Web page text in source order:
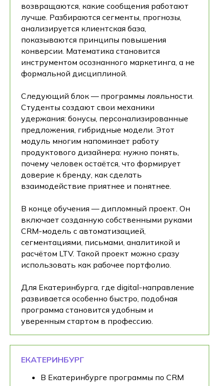
возвращаются, какие сообщения работают
лучше. Разбираются сегменты, прогнозы,
анализируется клиентская база,
показываются принципы повышения
конверсии. Математика становится
инструментом осознанного маркетинга, а не
формальной дисциплиной.
Следующий блок — программы лояльности.
Студенты создают свои механики
удержания: бонусы, персонализированные
предложения, гибридные модели. Этот
модуль многим напоминает работу
продуктового дизайнера: нужно понять,
почему человек остаётся, что формирует
доверие к бренду, как сделать
взаимодействие приятнее и понятнее.
В конце обучения — дипломный проект. Он
включает созданную собственными руками
CRM-модель с автоматизацией,
сегментациями, письмами, аналитикой и
расчётом LTV. Такой проект можно сразу
использовать как рабочее портфолио.
Для Екатеринбурга, где digital-направление
развивается особенно быстро, подобная
программа становится удобным и
уверенным стартом в профессию.
ЕКАТЕРИНБУРГ
В Екатеринбурге программы по CRM